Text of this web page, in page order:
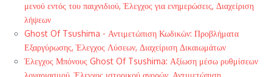
μενού εντός του παιχνιδιού, Έλεγχος για ενημερώσεις, Διαχείριση
λήψεων
Ghost Of Tsushima - Αντιμετώπιση Κωδικών: Προβλήματα
Εξαργύρωσης, Έλεγχος Λύσεων, Διαχείριση Δικαιωμάτων
Έλεγχος Μπόνους Ghost Of Tsushima: Αξίωση μέσω ρυθμίσεων
λογαριασμού, Έλεγχος ιστορικού αγορών, Αντιμετώπιση